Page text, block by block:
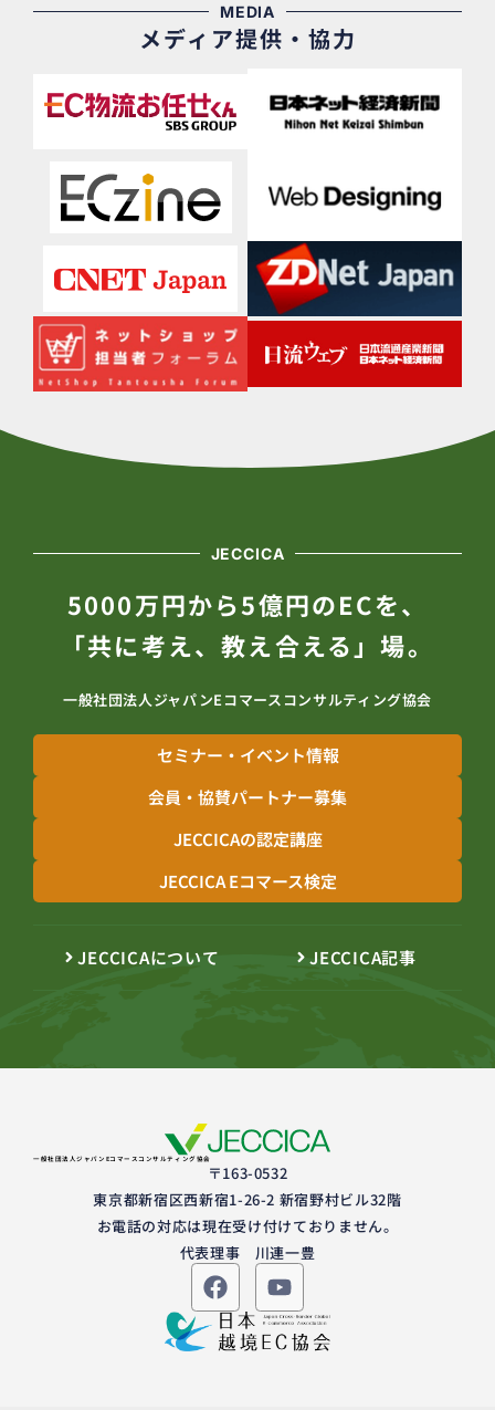
MEDIA
メディア提供・協力
JECCICA
5000万円から5億円のECを、
「共に考え、教え合える」場。
一般社団法人ジャパンEコマースコンサルティング協会
セミナー・イベント情報
会員・協賛パートナー募集
JECCICAの認定講座
JECCICA Eコマース検定
JECCICAについて JECCICA記事
一般社団法人ジャパンEコマースコンサルティング協会
〒163-0532
東京都新宿区西新宿1-26-2 新宿野村ビル32階
お電話の対応は現在受け付けておりません。
代表理事 川連一豊